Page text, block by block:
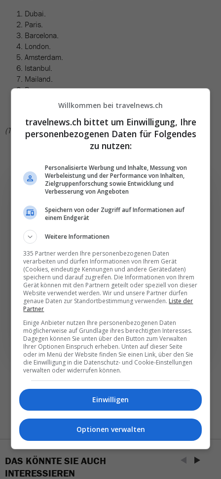
Dubai.
Paris.
Barcelona.
London.
Amsterdam.
Istanbul.
Mailand.
Rom.
(TN)
Die wichtigsten und
besten News direkt in
Ihr E‑Mail-Postfach
Täglich oder wöchentlich, mit mehr Insights oder
weniger. Bei Travel­news haben Sie die Wahl.
DAS KÖNNTE SIE AUCH
INTERESSIEREN
Willkommen bei travelnews.ch
travelnews.ch bittet um Einwilligung, Ihre
personenbezogenen Daten für Folgendes
zu nutzen:
Personalisierte Werbung und Inhalte, Messung von
Werbeleistung und der Performance von Inhalten,
Zielgruppenforschung sowie Entwicklung und
Verbesserung von Angeboten
Speichern von oder Zugriff auf Informationen auf
einem Endgerät
Weitere Informationen
335 Partner werden Ihre personenbezogenen Daten
verarbeiten und dürfen Informationen von Ihrem Gerät
(Cookies, eindeutige Kennungen und andere Gerätedaten)
speichern und darauf zugreifen. Die Informationen von Ihrem
Gerät können mit den Partnern geteilt oder speziell von dieser
Website verwendet werden. Wir und unsere Partner dürfen
genaue Daten zur Standortbestimmung verwenden. Liste der
Partner
Einige Anbieter nutzen Ihre personenbezogenen Daten
möglicherweise auf Grundlage ihres berechtigten Interesses.
Dagegen können Sie unten über den Button zum Verwalten
Ihrer Optionen Einspruch erheben. Unten auf dieser Seite
oder im Menü der Website finden Sie einen Link, über den Sie
die Einwilligung in die Datenschutz- und Cookie-Einstellungen
verwalten oder widerrufen können.
Einwilligen
Optionen verwalten